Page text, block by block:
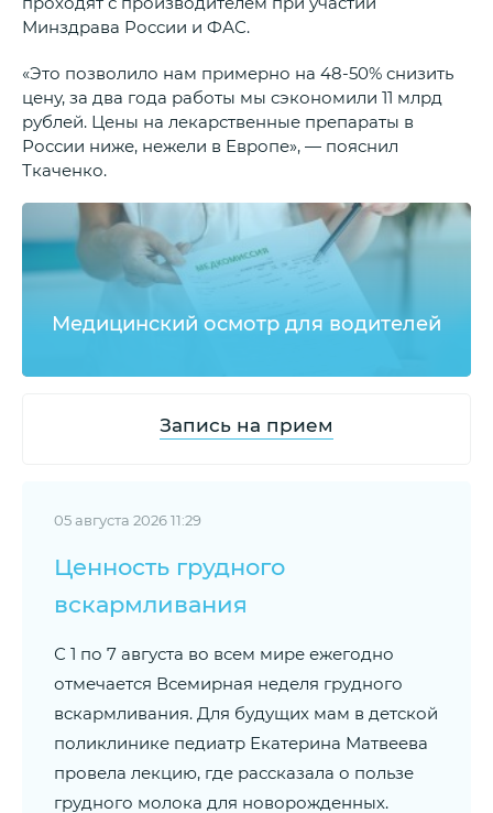
Минздрава России и ФАС.
«Это позволило нам примерно на 48-50% снизить
цену, за два года работы мы сэкономили 11 млрд
рублей. Цены на лекарственные препараты в
России ниже, нежели в Европе», — пояснил
Ткаченко.
Медицинский осмотр для водителей
Запись на прием
05 августа 2026 11:29
Ценность грудного
вскармливания
С 1 по 7 августа во всем мире ежегодно
отмечается Всемирная неделя грудного
вскармливания. Для будущих мам в детской
поликлинике педиатр Екатерина Матвеева
провела лекцию, где рассказала о пользе
грудного молока для новорожденных.